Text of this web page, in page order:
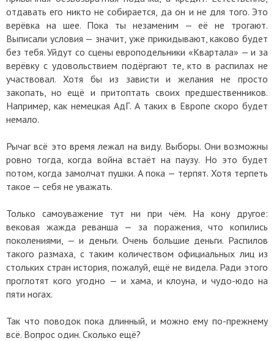
отдавать его никто не собирается, да он и не для того. Это
верёвка на шее. Пока ты незаменим — её не трогают.
Выписали условия — значит, уже прикидывают, каково будет
без тебя. Уйдут со сцены европодельники «Квартала» — и за
верёвку с удовольствием подёргают те, кто в распилах не
участвовал. Хотя бы из зависти и желания не просто
закопать, но ещё и притоптать своих предшественников.
Например, как немецкая АдГ. А таких в Европе скоро будет
немало.
Рычаг всё это время лежал на виду. Выборы. Они возможны
ровно тогда, когда война встаёт на паузу. Но это будет
потом, когда замолчат пушки. А пока — терпят. Хотя терпеть
такое — себя не уважать.
Только самоуважение тут ни при чём. На кону другое:
вековая жажда реванша — за поражения, что копились
поколениями, — и деньги. Очень большие деньги. Распилов
такого размаха, с таким количеством официальных лиц из
стольких стран история, пожалуй, ещё не видела. Ради этого
проглотят кого угодно — и хама, и клоуна, и чудо-юдо на
пяти ногах.
Так что поводок пока длинный, и можно ему по-прежнему
всё. Вопрос один. Сколько ещё?